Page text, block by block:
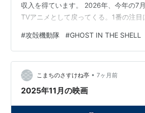
収入を得ています。 2026年、今年の7
TVアニメとして戻ってくる。1番の注目
か、はたまた全く違う声優陣で揃えるの
集中されてくる。 攻殻機動隊といえば
戦車だが、今回はどのように描かれる
サイトも以下の通り、開設され、そこに
ンビデオが第一弾、第二弾と公開されて
#攻殻機動隊 #GHOST IN THE SHELL
こまちのさすけね亭 • 7ヶ月前
2025年11月の映画